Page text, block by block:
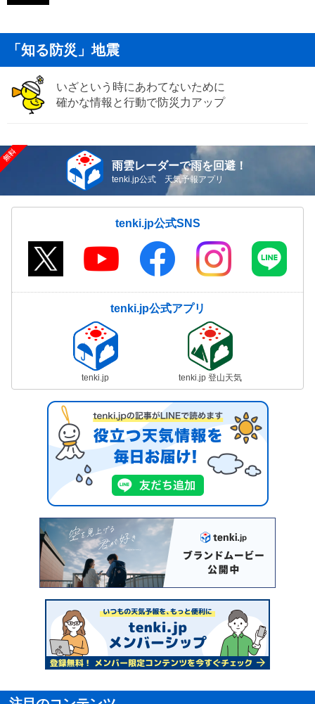
「知る防災」地震
いざという時にあわてないために
確かな情報と行動で防災力アップ
雨雲レーダーで雨を回避！
tenki.jp公式 天気予報アプリ
tenki.jp公式SNS
tenki.jp公式アプリ
tenki.jp tenki.jp 登山天気